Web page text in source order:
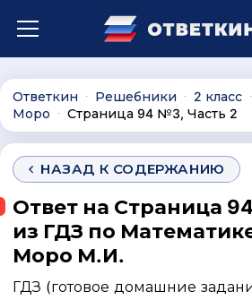
Ответкин ∙ Решебники ∙ 2 класс ∙
Моро ∙ Страница 94 №3, Часть 2
НАЗАД К СОДЕРЖАНИЮ
Ответ на Страница
из ГДЗ по
Моро М.И.
ГДЗ (готовое домашние